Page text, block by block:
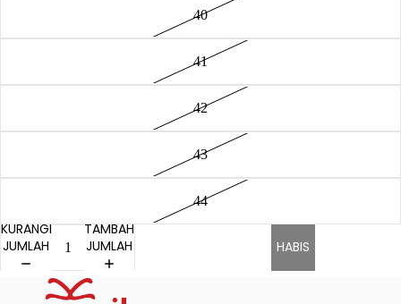
40
41
42
43
44
KURANGI
JUMLAH
TAMBAH
JUMLAH
HABIS